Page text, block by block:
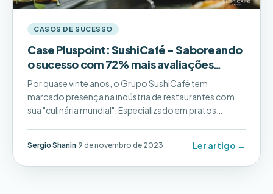
CASOS DE SUCESSO
Case Pluspoint: SushiCafé - Saboreando
o sucesso com 72% mais avaliações
online!
Por quase vinte anos, o Grupo SushiCafé tem
marcado presença na indústria de restaurantes com
sua "culinária mundial". Especializado em pratos
Sergio Shanin·9 de novembro de 2023 Ler artigo →